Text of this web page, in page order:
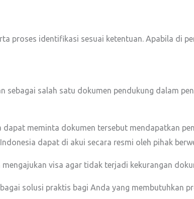
proses identifikasi sesuai ketentuan. Apabila di
sebagai salah satu dokumen pendukung dalam
dapat meminta dokumen tersebut mendapatkan
dapat di akui secara resmi oleh pihak
visa agar tidak terjadi kekurangan
solusi praktis bagi Anda yang membutuhkan